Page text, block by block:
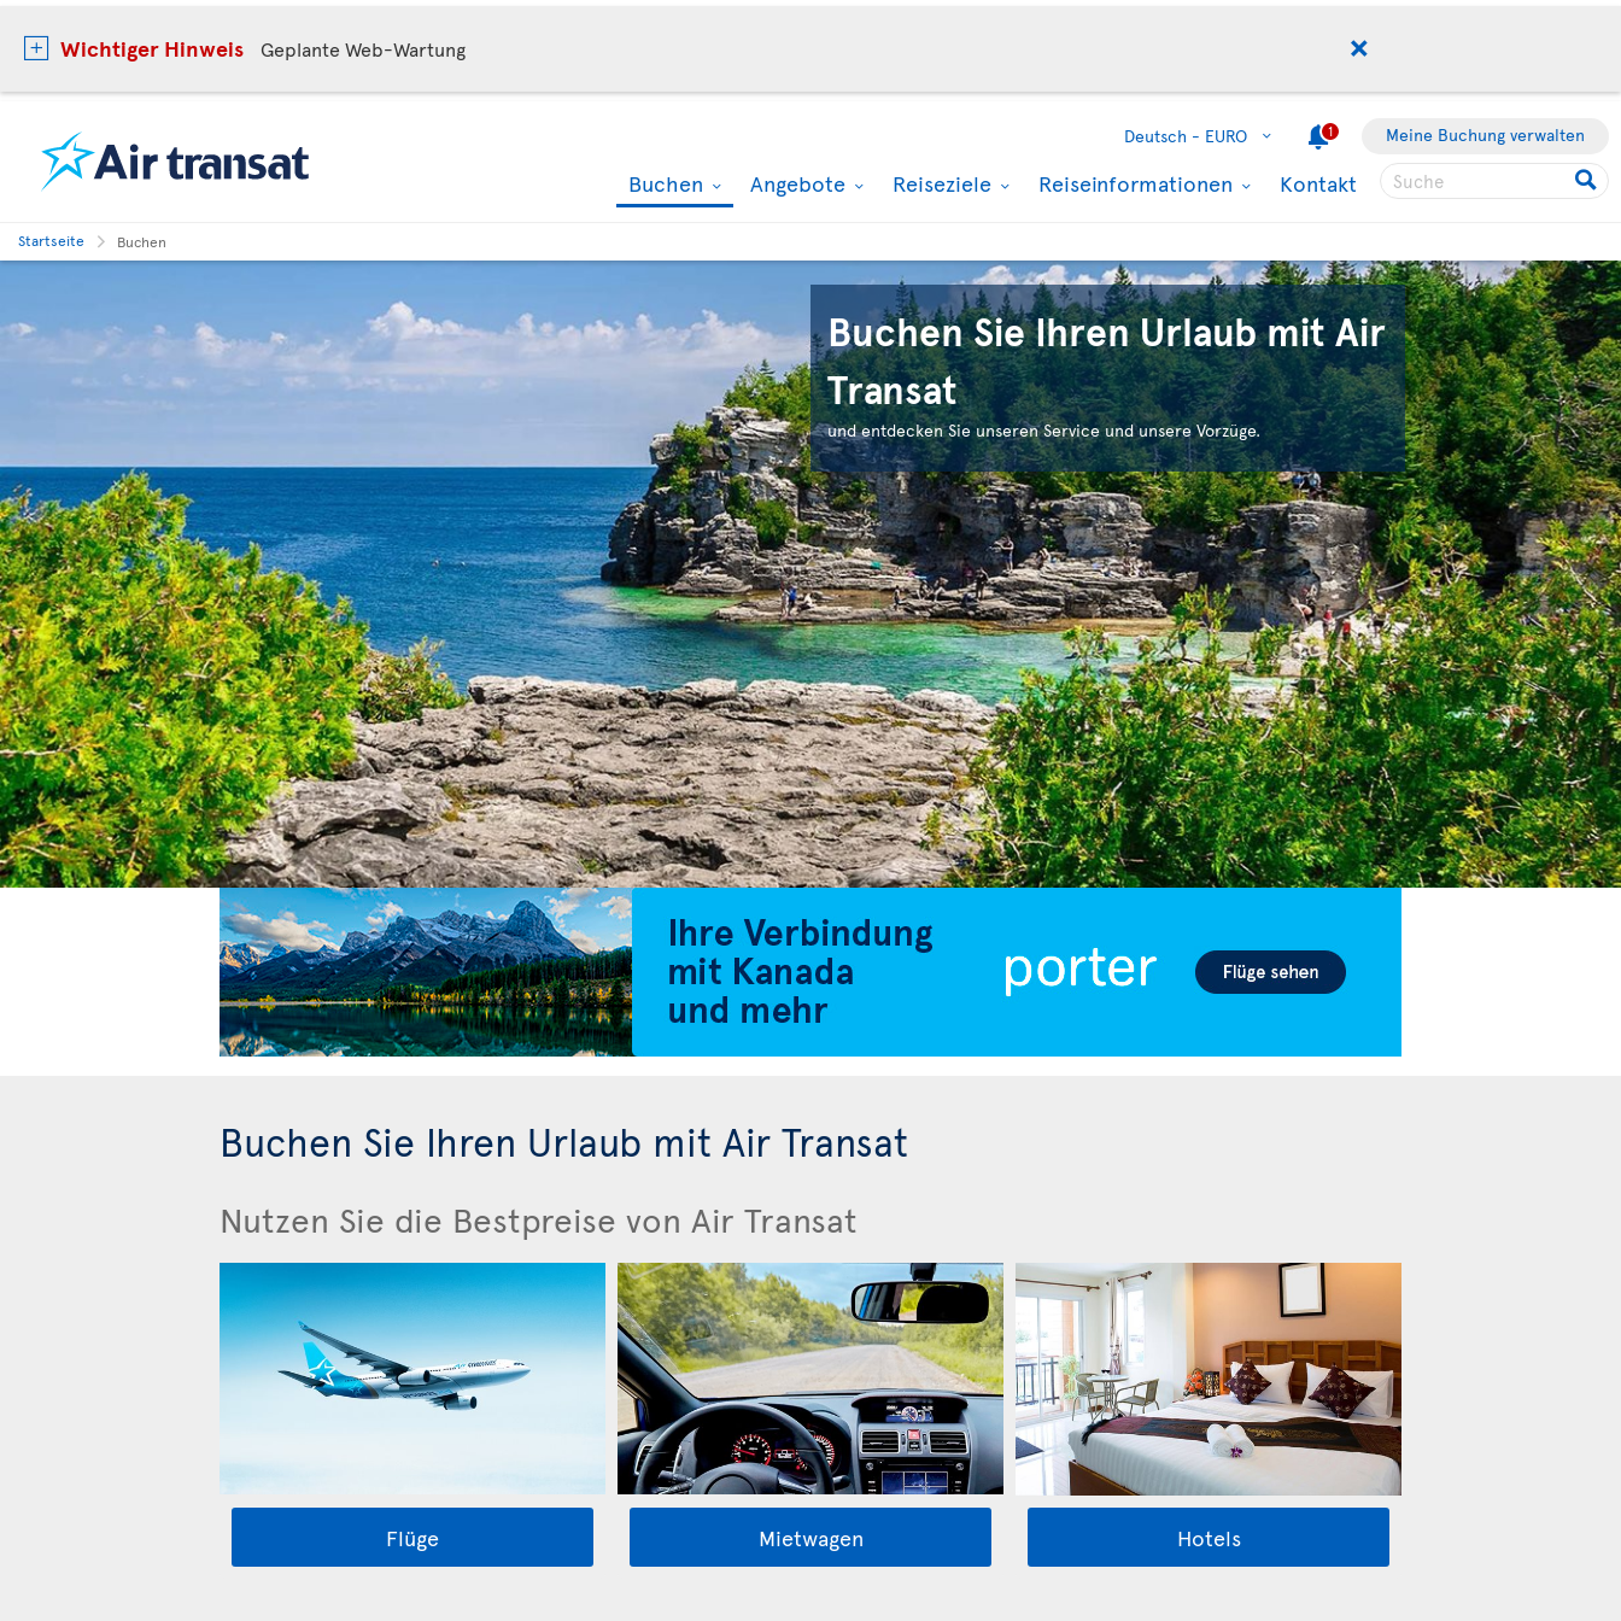
Wichtiger Hinweis Geplante Web-Wartung
Deutsch - EURO 1 Meine Buchung verwalten
Buchen Angebote Reiseziele Reiseinformationen Kontakt
Startseite Buchen
Buchen Sie Ihren Urlaub mit Air
Transat
und entdecken Sie unseren Service und unsere Vorzüge.
Buchen Sie Ihren Urlaub mit Air Transat
Nutzen Sie die Bestpreise von Air Transat
Flüge Mietwagen Hotels